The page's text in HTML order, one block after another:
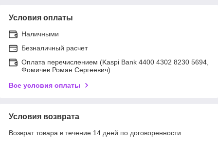
Условия оплаты
Наличными
Безналичный расчет
Оплата перечислением (Kaspi Bank 4400 4302 8230 5694,
Фомичев Роман Сергеевич)
Все условия оплаты
Условия возврата
Возврат товара в течение 14 дней по договоренности